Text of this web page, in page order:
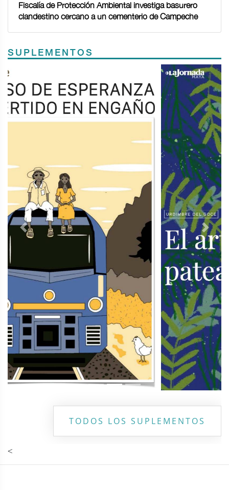
Fiscalía de Protección Ambiental investiga basurero
clandestino cercano a un cementerio de Campeche
SUPLEMENTOS
Previous Next
TODOS LOS SUPLEMENTOS
<